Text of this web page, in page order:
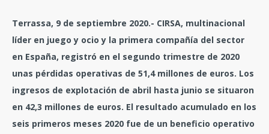
Terrassa, 9 de septiembre 2020.- CIRSA, multinacional
líder en juego y ocio y la primera compañía del sector
en España, registró en el segundo trimestre de 2020
unas pérdidas operativas de 51,4 millones de euros. Los
ingresos de explotación de abril hasta junio se situaron
en 42,3 millones de euros. El resultado acumulado en los
seis primeros meses 2020 fue de un beneficio operativo